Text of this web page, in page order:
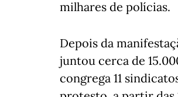
milhares de polícias.
Depois da
juntou cerca de
congrega 11